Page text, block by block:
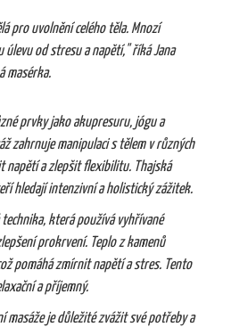
pro uvolnění celého těla. Mnozí
od stresu a napětí," říká Jana
masérka.
prvky jako akupresuru, jógu a
zahrnuje manipulaci s tělem v různých
napětí a zlepšit flexibilitu. Thajská
hledají intenzivní a holistický zážitek.
která používá vyhřívané
prokrvení. Teplo z kamenů
pomáhá zmírnit napětí a stres. Tento
a příjemný.
masáže je důležité zvážit své potřeby a